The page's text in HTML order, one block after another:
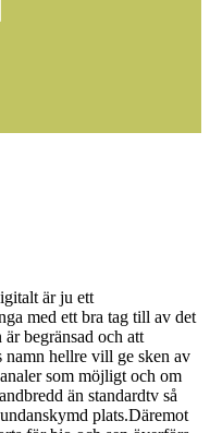
är ju ett
med ett bra tag till av det
begränsad och att
hellre vill ge sken av
som möjligt och om
än standardtv så
plats.Däremot